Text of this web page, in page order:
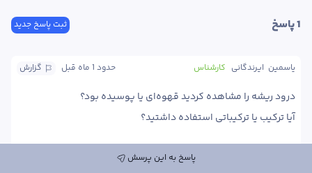
ثبت پاسخ جدید 1 پاسخ
گزارش حدود 1 ماه قبل کارشناس یاسمین  ایرندگانی
آیا ترکیب یا ترکیباتی استفاده داشتید؟
پاسخ به این پرسش